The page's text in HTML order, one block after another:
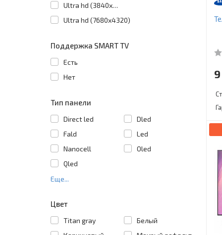
Ultra hd (3840х2160)
Ultra hd (7680х4320)
Поддержка SMART TV
Есть
Нет
Тип панели
Direct led
Dled
Fald
Led
Nanocell
Oled
Qled
Еще...
Цвет
Titan gray
Белый